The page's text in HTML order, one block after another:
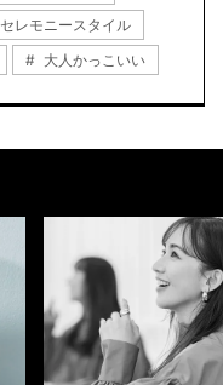
セレモニースタイル
大人かっこいい